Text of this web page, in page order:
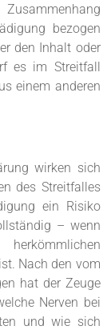
bezogen
den Inhalt oder
es im Streitfall
einem anderen
wirken sich
des Streitfalles
ein Risiko
– wenn
Nach den vom
hat der Zeuge
Nerven bei
und wie sich